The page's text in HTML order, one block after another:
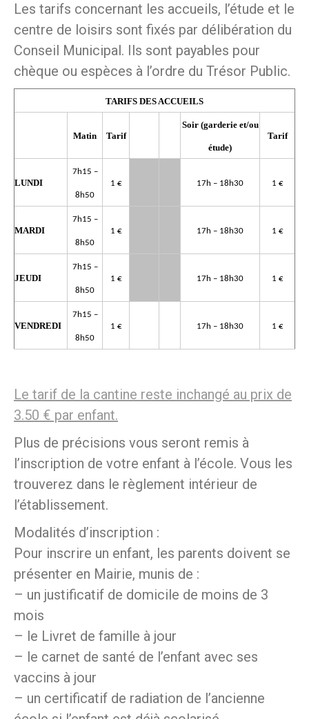
Les tarifs concernant les accueils, l’étude et le
centre de loisirs sont fixés par délibération du
Conseil Municipal. Ils sont payables pour
chèque ou espèces à l’ordre du Trésor Public.
TARIFS DES ACCUEILS
Matin Tarif
Soir (garderie et/ou
étude)
Tarif
LUNDI
7h15 –
8h50
1 € 17h – 18h30 1 €
MARDI
7h15 –
8h50
1 € 17h – 18h30 1 €
JEUDI
7h15 –
8h50
1 € 17h – 18h30 1 €
VENDREDI
7h15 –
8h50
1 € 17h – 18h30 1 €
Le tarif de la cantine reste inchangé au prix de
3.50 € par enfant.
Plus de précisions vous seront remis à
l’inscription de votre enfant à l’école. Vous les
trouverez dans le règlement intérieur de
l’établissement.
Modalités d’inscription :
Pour inscrire un enfant, les parents doivent se
présenter en Mairie, munis de :
– un justificatif de domicile de moins de 3
mois
– le Livret de famille à jour
– le carnet de santé de l’enfant avec ses
vaccins à jour
– un certificatif de radiation de l’ancienne